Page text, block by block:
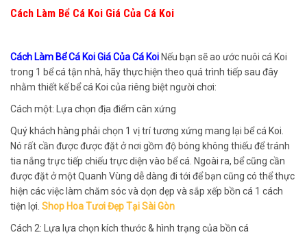
Cách Làm Bể Cá Koi Giá Của Cá Koi
Cách Làm Bể Cá Koi Giá Của Cá KoiNếu bạn sẽ ao ước nuôi cá Koi
trong 1 bể cá tận nhà, hãy thực hiện theo quá trình tiếp sau đây
nhằm thiết kế bể cá Koi của riêng biệt người chơi:
Cách một: Lựa chọn địa điểm cân xứng
Quý khách hàng phải chọn 1 vị trí tương xứng mang lại bể cá Koi.
Nó rất cần được được đặt ở nơi gồm độ bóng không thiếu để tránh
tia nắng trực tiếp chiếu trực diện vào bể cá. Ngoài ra, bể cũng cần
được đặt ở một Quanh Vùng dễ dàng đi tới để bạn cũng có thể thực
hiện các việc làm chăm sóc và dọn dẹp và sắp xếp bồn cá 1 cách
tiện lợi. Shop Hoa Tươi Đẹp Tại Sài Gòn
Cách 2: Lựa lựa chọn kích thước & hình trạng của bồn cá